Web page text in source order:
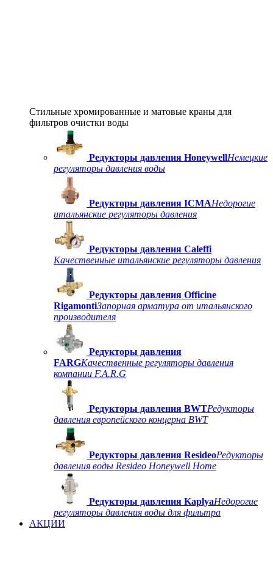
Стильные хромированные и матовые краны для
фильтров очистки воды
Редукторы давления HoneywellНемецкие
регуляторы давления воды
Редукторы давления ICMAНедорогие
итальянские регуляторы давления
Редукторы давления Caleffi
Качественные итальянские регуляторы давления
Редукторы давления Officine
RigamontiЗапорная арматура от итальянского
производителя
Редукторы давления
FARGКачественные регуляторы давления
компании F.A.R.G
Редукторы давления BWTРедукторы
давления европейского концерна BWT
Редукторы давления ResideoРедукторы
давления воды Resideo Honeywell Home
Редукторы давления KaplyaНедорогие
регуляторы давления воды для фильтра
АКЦИИ